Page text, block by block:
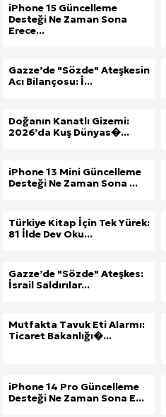
iPhone 15 Güncelleme
Desteği Ne Zaman Sona
Erece...
Gazze’de "Sözde" Ateşkesin
Acı Bilançosu: İ...
Doğanın Kanatlı Gizemi:
2026’da Kuş Dünyas�...
iPhone 13 Mini Güncelleme
Desteği Ne Zaman Sona ...
Türkiye Kitap İçin Tek Yürek:
81 İlde Dev Oku...
Gazze’de "Sözde" Ateşkes:
İsrail Saldırılar...
Mutfakta Tavuk Eti Alarmı:
Ticaret Bakanlığı�...
iPhone 14 Pro Güncelleme
Desteği Ne Zaman Sona E...